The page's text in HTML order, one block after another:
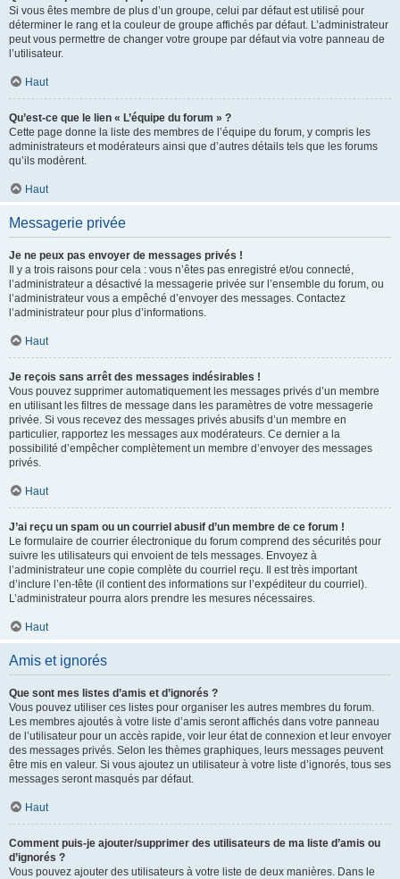
Si vous êtes membre de plus d’un groupe, celui par défaut est utilisé pour
déterminer le rang et la couleur de groupe affichés par défaut. L’administrateur
peut vous permettre de changer votre groupe par défaut via votre panneau de
l’utilisateur.
Haut
Qu’est-ce que le lien « L’équipe du forum » ?
Cette page donne la liste des membres de l’équipe du forum, y compris les
administrateurs et modérateurs ainsi que d’autres détails tels que les forums
qu’ils modèrent.
Haut
Messagerie privée
Je ne peux pas envoyer de messages privés !
Il y a trois raisons pour cela : vous n’êtes pas enregistré et/ou connecté,
l’administrateur a désactivé la messagerie privée sur l’ensemble du forum, ou
l’administrateur vous a empêché d’envoyer des messages. Contactez
l’administrateur pour plus d’informations.
Haut
Je reçois sans arrêt des messages indésirables !
Vous pouvez supprimer automatiquement les messages privés d’un membre
en utilisant les filtres de message dans les paramètres de votre messagerie
privée. Si vous recevez des messages privés abusifs d’un membre en
particulier, rapportez les messages aux modérateurs. Ce dernier a la
possibilité d’empêcher complètement un membre d’envoyer des messages
privés.
Haut
J’ai reçu un spam ou un courriel abusif d’un membre de ce forum !
Le formulaire de courrier électronique du forum comprend des sécurités pour
suivre les utilisateurs qui envoient de tels messages. Envoyez à
l’administrateur une copie complète du courriel reçu. Il est très important
d’inclure l’en-tête (il contient des informations sur l’expéditeur du courriel).
L’administrateur pourra alors prendre les mesures nécessaires.
Haut
Amis et ignorés
Que sont mes listes d’amis et d’ignorés ?
Vous pouvez utiliser ces listes pour organiser les autres membres du forum.
Les membres ajoutés à votre liste d’amis seront affichés dans votre panneau
de l’utilisateur pour un accès rapide, voir leur état de connexion et leur envoyer
des messages privés. Selon les thèmes graphiques, leurs messages peuvent
être mis en valeur. Si vous ajoutez un utilisateur à votre liste d’ignorés, tous ses
messages seront masqués par défaut.
Haut
Comment puis-je ajouter/supprimer des utilisateurs de ma liste d’amis ou
d’ignorés ?
Vous pouvez ajouter des utilisateurs à votre liste de deux manières. Dans le